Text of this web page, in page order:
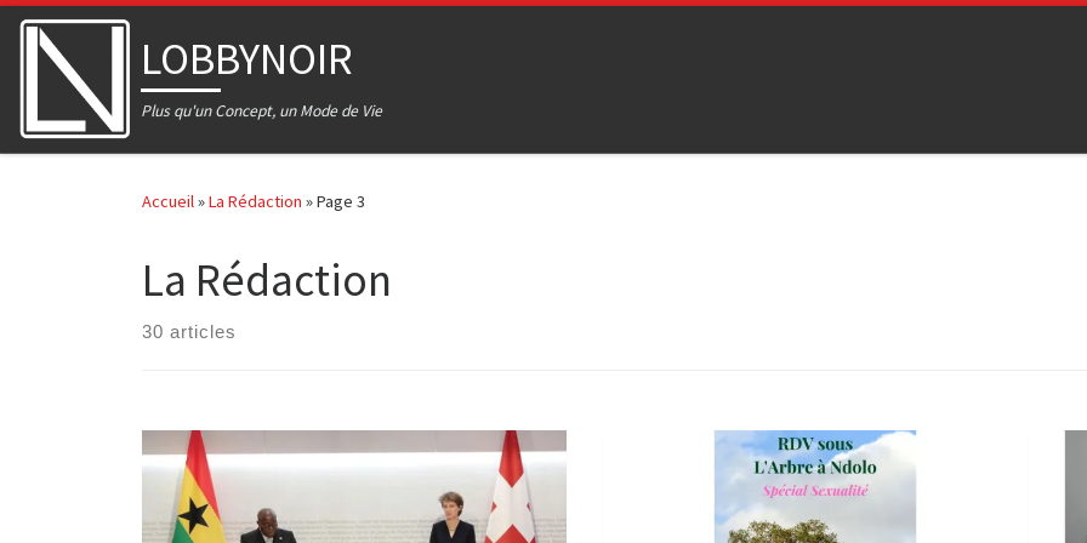
Skip to content LOBBYNOIR
Plus qu'un Concept, un Mode de Vie
Accueil»La Rédaction »Page 3
La Rédaction
30 articles